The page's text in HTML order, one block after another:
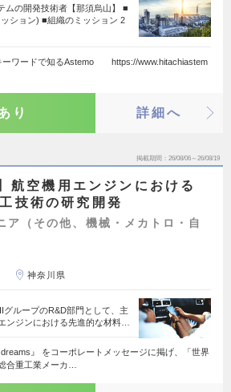
ムの開発技術者【那須烏山】 ■
ション) ■組織のミッション 2
ーワードで知るAstemo https://www.hitachiastem
り 詳細へ
掲載期間 26/08/06～26/08/19
航空機用エンジンにおける
技術の研究開発
ア（その他、機械・メカトロ・自
神奈川県
グループのR&D部門として、主
ンジンにおける先進的な材料…
dreams』 をコーポレートメッセージに掲げ、「世界
合重工業メーカ…